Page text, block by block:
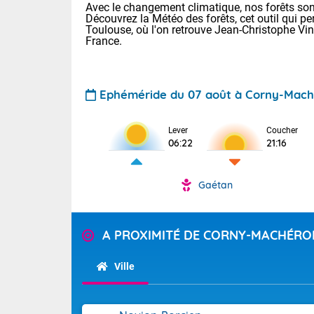
Pour la
Tendance
Avec le changement climatique, nos forêts
Découvrez la Météo des forêts, cet outil qui
Toulouse, où l'on retrouve Jean-Christophe
France.
Ephéméride du 07 août à Corny-
Lever
06:22
Coucher
21:16
Gaétan
A PROXIMITÉ DE CORNY-
Ville
Voici les
22/14 Paris :
Clermont-
Lille : 25/15
Demain
Très